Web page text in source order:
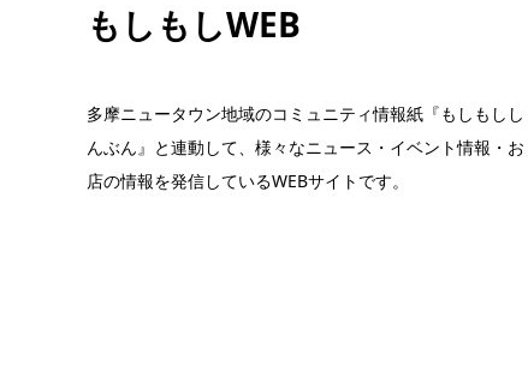
もしもしWEB
多摩ニュータウン地域のコミュニティ情報紙『もしもしし
んぶん』と連動して、様々なニュース・イベント情報・お
店の情報を発信しているWEBサイトです。